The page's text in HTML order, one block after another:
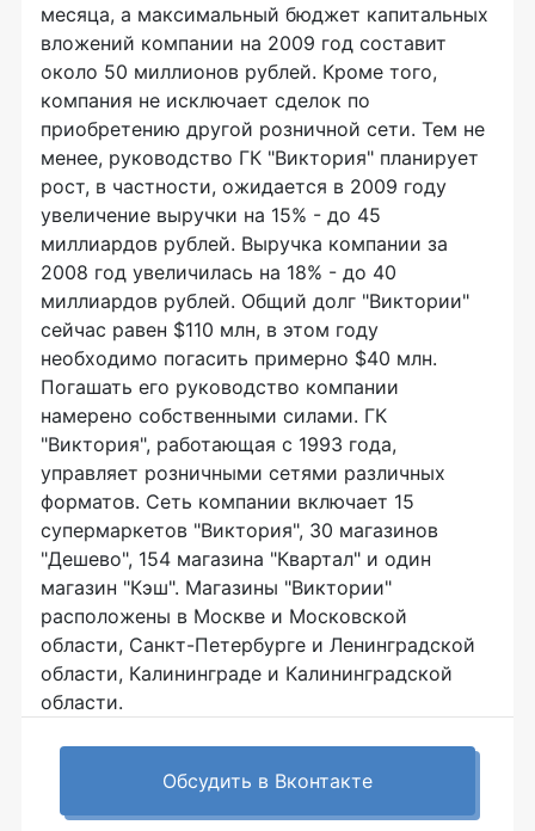
месяца, а максимальный бюджет капитальных
вложений компании на 2009 год составит
около 50 миллионов рублей. Кроме того,
компания не исключает сделок по
приобретению другой розничной сети. Тем не
менее, руководство ГК "Виктория" планирует
рост, в частности, ожидается в 2009 году
увеличение выручки на 15% - до 45
миллиардов рублей. Выручка компании за
2008 год увеличилась на 18% - до 40
миллиардов рублей. Общий долг "Виктории"
сейчас равен $110 млн, в этом году
необходимо погасить примерно $40 млн.
Погашать его руководство компании
намерено собственными силами. ГК
"Виктория", работающая с 1993 года,
управляет розничными сетями различных
форматов. Сеть компании включает 15
супермаркетов "Виктория", 30 магазинов
"Дешево", 154 магазина "Квартал" и один
магазин "Кэш". Магазины "Виктории"
расположены в Москве и Московской
области, Санкт-Петербурге и Ленинградской
области, Калининграде и Калининградской
области.
Обсудить в Вконтакте